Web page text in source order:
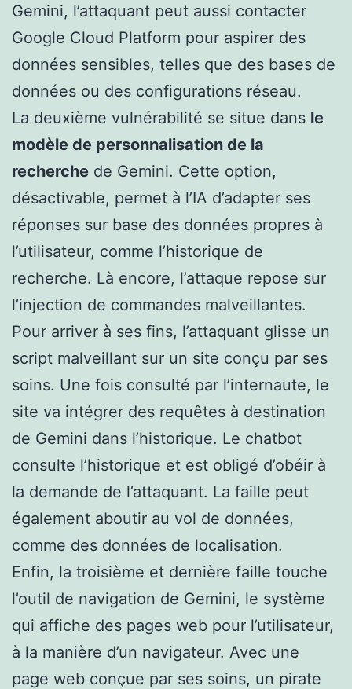
Gemini, l’attaquant peut aussi contacter
Google Cloud Platform pour aspirer des
données sensibles, telles que des bases de
données ou des configurations réseau.
La deuxième vulnérabilité se situe dans le
modèle de personnalisation de la
recherche de Gemini. Cette option,
désactivable, permet à l’IA d’adapter ses
réponses sur base des données propres à
l’utilisateur, comme l’historique de
recherche. Là encore, l’attaque repose sur
l’injection de commandes malveillantes.
Pour arriver à ses fins, l’attaquant glisse un
script malveillant sur un site conçu par ses
soins. Une fois consulté par l’internaute, le
site va intégrer des requêtes à destination
de Gemini dans l’historique. Le chatbot
consulte l’historique et est obligé d’obéir à
la demande de l’attaquant. La faille peut
également aboutir au vol de données,
comme des données de localisation.
Enfin, la troisième et dernière faille touche
l’outil de navigation de Gemini, le système
qui affiche des pages web pour l’utilisateur,
à la manière d’un navigateur. Avec une
page web conçue par ses soins, un pirate